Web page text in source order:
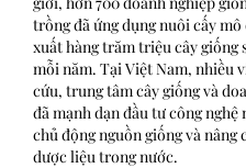
trồng đã ứng dụng nuôi cấy mô
xuất hàng trăm triệu cây giống
mỗi năm. Tại Việt Nam, nhiều
cứu, trung tâm cây giống và
đã mạnh dạn đầu tư công nghệ
chủ động nguồn giống và nâng
dược liệu trong nước.